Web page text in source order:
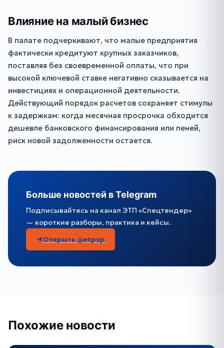
Влияние на малый бизнес
В палате подчеркивают, что малые предприятия
фактически кредитуют крупных заказчиков,
поставляя без своевременной оплаты, что при
высокой ключевой ставке негативно сказывается на
инвестициях и операционной деятельности.
Действующий порядок расчетов сохраняет стимулы
к задержкам: когда месячная просрочка обходится
дешевле банковского финансирования или пеней,
риск новой задолженности остается.
Больше новостей в Telegram
Подписывайтесь на канал ЭТП «Спецтендер»
— короткие разборы, практика и кейсы.
Открыть @etpsp
Похожие новости